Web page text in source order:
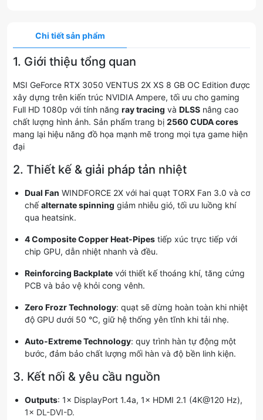
Chi tiết sản phẩm
1. Giới thiệu tổng quan
MSI GeForce RTX 3050 VENTUS 2X XS 8 GB OC Edition được
xây dựng trên kiến trúc NVIDIA Ampere, tối ưu cho gaming
Full HD 1080p với tính năng ray tracing và DLSS nâng cao
chất lượng hình ảnh. Sản phẩm trang bị 2560 CUDA cores
mang lại hiệu năng đồ họa mạnh mẽ trong mọi tựa game hiện
đại
2. Thiết kế & giải pháp tản nhiệt
Dual Fan WINDFORCE 2X với hai quạt TORX Fan 3.0 và cơ
chếalternate spinning giảm nhiễu gió, tối ưu luồng khí
qua heatsink.
4 Composite Copper Heat-Pipes tiếp xúc trực tiếp với
chip GPU, dẫn nhiệt nhanh và đều.
Reinforcing Backplate với thiết kế thoáng khí, tăng cứng
PCB và bảo vệ khỏi cong vênh.
Zero Frozr Technology: quạt sẽ dừng hoàn toàn khi nhiệt
độ GPU dưới 50 °C, giữ hệ thống yên tĩnh khi tải nhẹ.
Auto-Extreme Technology: quy trình hàn tự động một
bước, đảm bảo chất lượng mối hàn và độ bền linh kiện.
3. Kết nối & yêu cầu nguồn
Outputs: 1× DisplayPort 1.4a, 1× HDMI 2.1 (4K@120 Hz),
1× DL-DVI-D.